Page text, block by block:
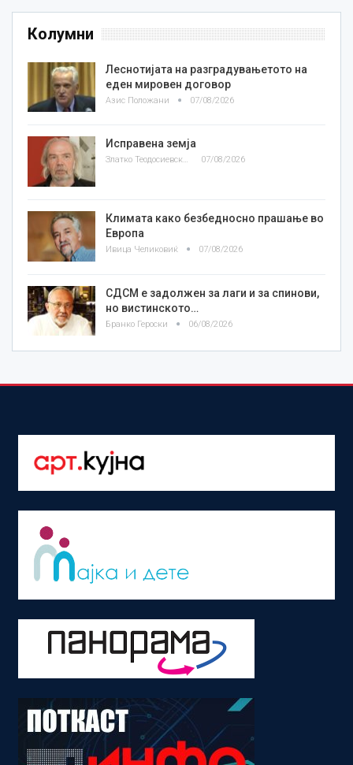
Колумни
Леснотијата на разградувањетото на
еден мировен договор
Азис Положани 07/08/2026
Исправена земја
Златко Теодосиевски 07/08/2026
Климата како безбедносно прашање во
Европа
Ивица Челиковиќ 07/08/2026
СДСМ е задолжен за лаги и за спинови,
но вистинското…
Бранко Героски 06/08/2026